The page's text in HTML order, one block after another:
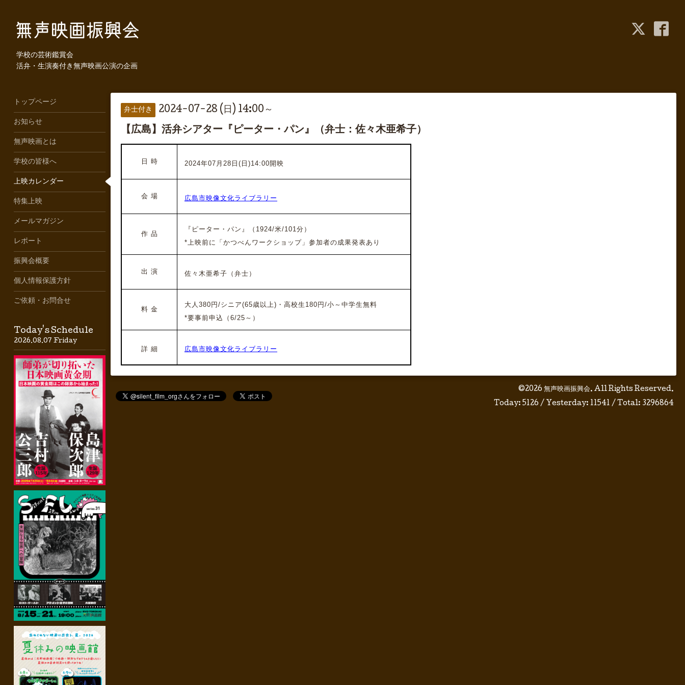
学校の芸術鑑賞会
活弁・生演奏付き無声映画公演の企画
弁士付き 2024-07-28 (日) 14:00～
【広島】活弁シアター『ピーター・パン』（弁士：佐々木亜希子）
日 時 2024年07月28日(日)14:00開映
会 場 広島市映像文化ライブラリー
作 品
『ピーター・パン』（1924/米/101分）
*上映前に「かつべんワークショップ」参加者の成果発表あり
出 演 佐々木亜希子（弁士）
料 金
大人380円/シニア(65歳以上)・高校生180円/小～中学生無料
*要事前申込（6/25～）
詳 細 広島市映像文化ライブラリー
©2026 無声映画振興会. All Rights Reserved.
Today: 5126 / Yesterday: 11541 / Total: 3296864
トップページ
お知らせ
無声映画とは
学校の皆様へ
上映カレンダー
特集上映
メールマガジン
レポート
振興会概要
個人情報保護方針
ご依頼・お問合せ
Today's Schedule
2026.08.07 Friday